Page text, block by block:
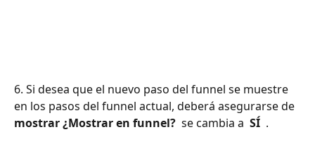
6. Si desea que el nuevo paso del funnel se muestre
en los pasos del funnel actual, deberá asegurarse de
mostrar ¿Mostrar en funnel? se cambia a SÍ .